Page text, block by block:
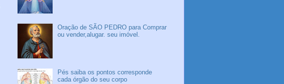
Oração de SÃO PEDRO para Comprar
ou vender,alugar. seu imóvel.
Pés saiba os pontos corresponde
cada órgão do seu corpo